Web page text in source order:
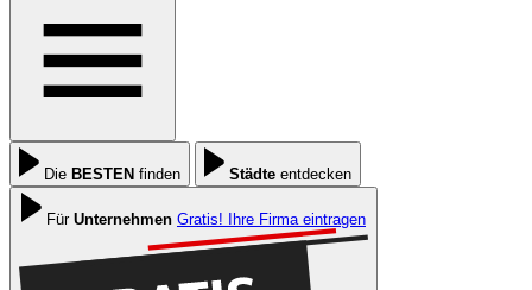
Die BESTEN finden Städte entdecken
Für Unternehmen Gratis! Ihre Firma eintragen